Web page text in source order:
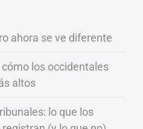
ahora se ve diferente
los occidentales
altos
lo que los